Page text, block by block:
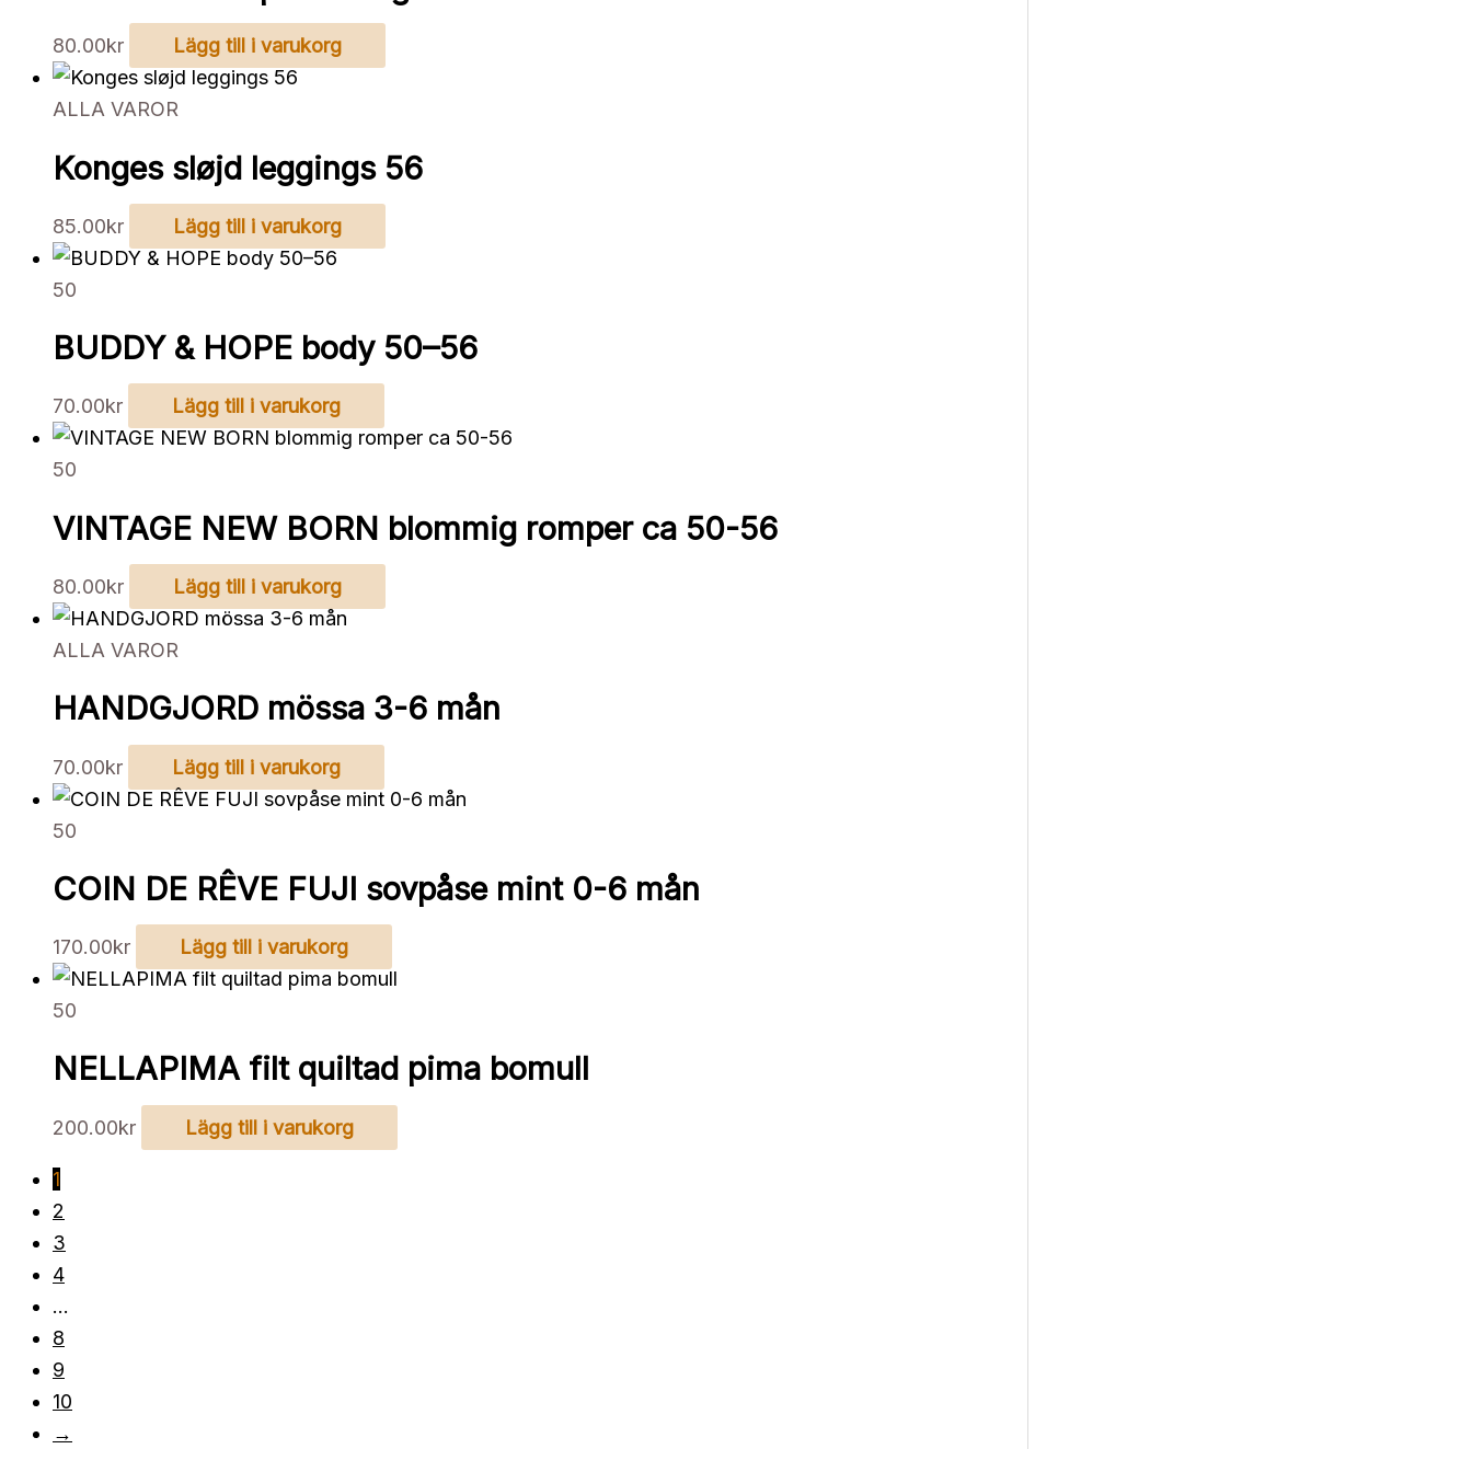
80.00kr Lägg till i varukorg
ALLA VAROR
Konges sløjd leggings 56
85.00kr Lägg till i varukorg
50
BUDDY & HOPE body 50–56
70.00kr Lägg till i varukorg
50
VINTAGE NEW BORN blommig romper ca 50-56
80.00kr Lägg till i varukorg
ALLA VAROR
HANDGJORD mössa 3-6 mån
70.00kr Lägg till i varukorg
50
COIN DE RÊVE FUJI sovpåse mint 0-6 mån
170.00kr Lägg till i varukorg
50
NELLAPIMA filt quiltad pima bomull
200.00kr Lägg till i varukorg
1
2
3
4
…
8
9
10
→